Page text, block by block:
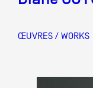
ŒUVRES / WORKS